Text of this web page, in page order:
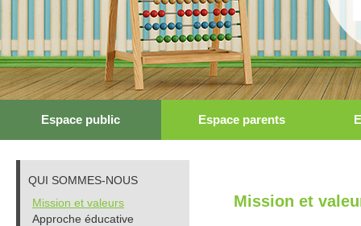
Espace public Espace parents
QUI SOMMES-NOUS
Mission et valeurs
Approche éducative
Mission et